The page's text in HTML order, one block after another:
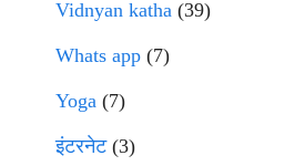
Vidnyan katha (39)
Whats app (7)
Yoga (7)
इंटरनेट(3)